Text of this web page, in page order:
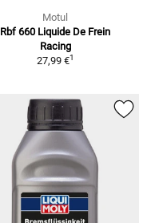
Motul
Rbf 660 Liquide De Frein
Racing
27,99 €1